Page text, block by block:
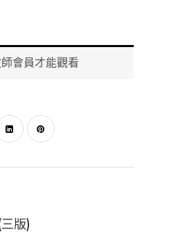
會員才能觀看
版)